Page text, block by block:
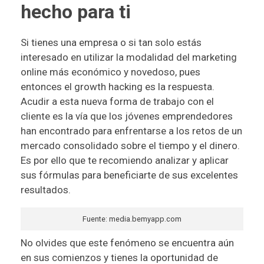
hecho para ti
Si tienes una empresa o si tan solo estás
interesado en utilizar la modalidad del marketing
online más económico y novedoso, pues
entonces el growth hacking es la respuesta.
Acudir a esta nueva forma de trabajo con el
cliente es la vía que los jóvenes emprendedores
han encontrado para enfrentarse a los retos de un
mercado consolidado sobre el tiempo y el dinero.
Es por ello que te recomiendo analizar y aplicar
sus fórmulas para beneficiarte de sus excelentes
resultados.
Fuente: media.bemyapp.com
No olvides que este fenómeno se encuentra aún
en sus comienzos y tienes la oportunidad de